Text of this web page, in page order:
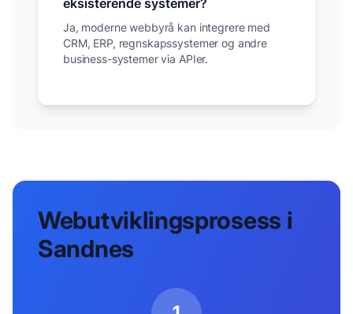
Ja, moderne webbyrå kan integrere med
CRM, ERP, regnskapssystemer og andre
business-systemer via APIer.
Webutviklingsprosess i
Sandnes